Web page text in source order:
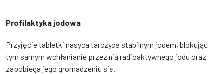
Profilaktyka jodowa
Przyjęcie tabletki nasyca tarczycę stabilnym jodem, blokując
tym samym wchłanianie przez nią radioaktywnego jodu oraz
zapobiega jego gromadzeniu się.